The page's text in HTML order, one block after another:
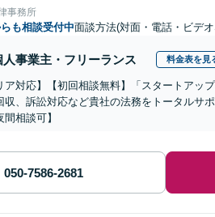
事務所
も相談受付中面談方法(対面・電話・ビデ
人事業主・フリーランス 料金表を見
ア対応】【初回相談無料】「スタートアッ
収、訴訟対応など貴社の法務をトータルサ
間相談可】